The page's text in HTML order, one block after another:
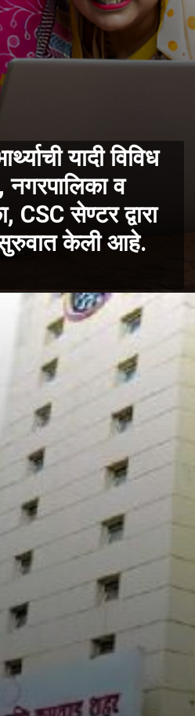
यादी विविध
नगरपालिका व
CSC सेण्टर द्वारा
केली आहे.